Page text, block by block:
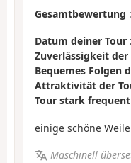
Gesamtbewertung :
Datum deiner Tour
Zuverlässigkeit der
Bequemes Folgen
Attraktivität der
Tour stark
einige schöne
Maschinell